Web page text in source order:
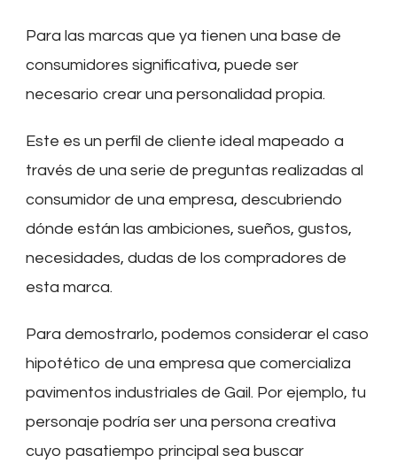
Para las marcas que ya tienen una base de
consumidores significativa, puede ser
necesario crear una personalidad propia.
Este es un perfil de cliente ideal mapeado a
través de una serie de preguntas realizadas al
consumidor de una empresa, descubriendo
dónde están las ambiciones, sueños, gustos,
necesidades, dudas de los compradores de
esta marca.
Para demostrarlo, podemos considerar el caso
hipotético de una empresa que comercializa
pavimentos industriales de Gail. Por ejemplo, tu
personaje podría ser una persona creativa
cuyo pasatiempo principal sea buscar